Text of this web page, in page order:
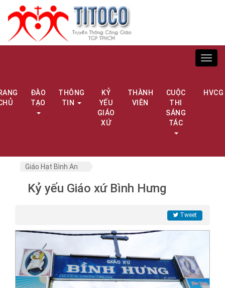
ĐÀO
TẠO
THÔNG
TIN
KỶ
YẾU
GIÁO
XỨ
THÀNH
VIÊN
CUỘC
THI
SÁNG
TÁC
HVCG
Giáo Hạt Bình An
Kỷ yếu Giáo xứ Bình Hưng
Tweet